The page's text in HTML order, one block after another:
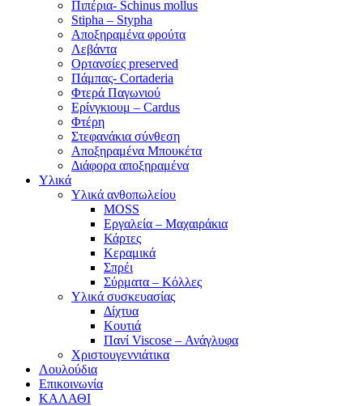
Πιπέρια- Schinus mollus
Stipha – Stypha
Αποξηραμένα φρούτα
Λεβάντα
Ορτανσίες preserved
Πάμπας- Cortaderia
Φτερά Παγωνιού
Ερίνγκιουμ – Cardus
Φτέρη
Στεφανάκια σύνθεση
Αποξηραμένα Μπουκέτα
Διάφορα αποξηραμένα
Υλικά
Υλικά ανθοπωλείου
MOSS
Εργαλεία – Μαχαιράκια
Κάρτες
Κεραμικά
Σπρέι
Σύρματα – Κόλλες
Υλικά συσκευασίας
Δίχτυα
Κουτιά
Πανί Viscose – Ανάγλυφα
Χριστουγεννιάτικα
Λουλούδια
Επικοινωνία
ΚΑΛΑΘΙ